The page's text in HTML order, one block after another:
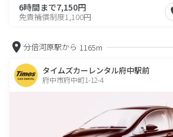
6時間まで7,150円
免責補償制度1,100円
分倍河原駅から 1165m
タイムズカーレンタル府中駅前
府中市府中町1-12-4